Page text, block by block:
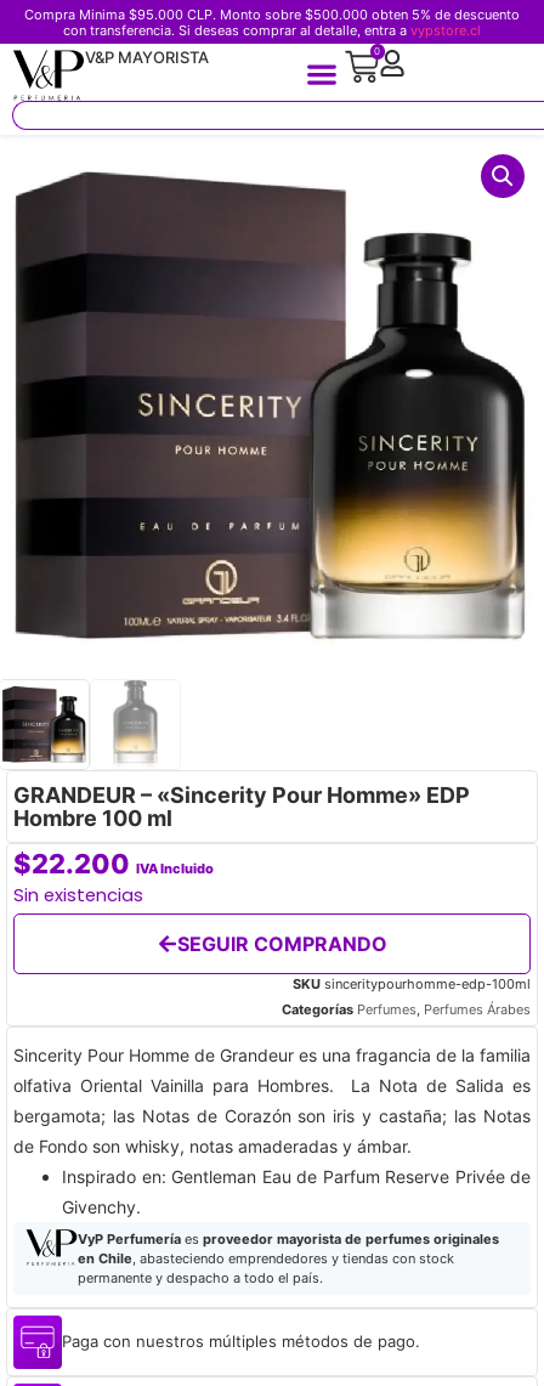
Compra Minima $95.000 CLP. Monto sobre $500.000 obten 5% de descuento
con transferencia. Si deseas comprar al detalle, entra a vypstore.cl
V&P MAYORISTA 0
GRANDEUR – «Sincerity Pour Homme» EDP
Hombre 100 ml
$22.200 IVA Incluido
Sin existencias
SEGUIR COMPRANDO
SKU sinceritypourhomme-edp-100ml
Categorías Perfumes, Perfumes Árabes
Sincerity Pour Homme de Grandeur es una fragancia de la familia
olfativa Oriental Vainilla para Hombres. La Nota de Salida es
bergamota; las Notas de Corazón son iris y castaña; las Notas
de Fondo son whisky, notas amaderadas y ámbar.
​Inspirado en: Gentleman Eau de Parfum Reserve Privée de
Givenchy.
VyP Perfumeríaes proveedor mayorista de perfumes originales
en Chile, abasteciendo emprendedores y tiendas con stock
permanente y despacho a todo el país.
Paga con nuestros múltiples métodos de pago.